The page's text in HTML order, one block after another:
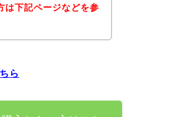
は下記ページなどを参
ら